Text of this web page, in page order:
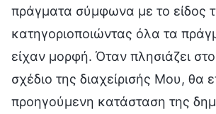
πράγματα σύμφωνα με το είδος
κατηγοριοποιώντας όλα τα
είχαν μορφή. Όταν πλησιάζει
σχέδιο της διαχείρισής Μου, θα
προηγούμενη κατάσταση της